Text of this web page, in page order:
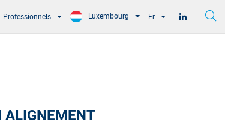
Professionnels Luxembourg Fr
ALIGNEMENT